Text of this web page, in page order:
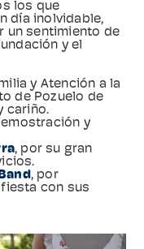
los que
día inolvidable,
un sentimiento de
y el
y Atención a la
de Pozuelo de
cariño.
y
, por su gran
, por
con sus